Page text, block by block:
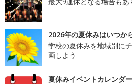
2026年の夏休みはいつか
学校の夏休みを地域別に
画しよう
夏休みイベントカレンダー